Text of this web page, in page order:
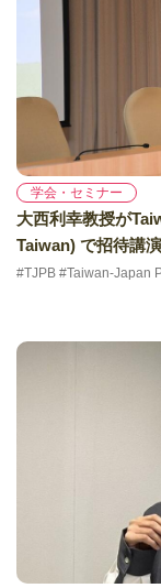
学会・セミナー
大西利幸教授が
Taiwan) で招待講
#TJPB #Taiwan-Japan